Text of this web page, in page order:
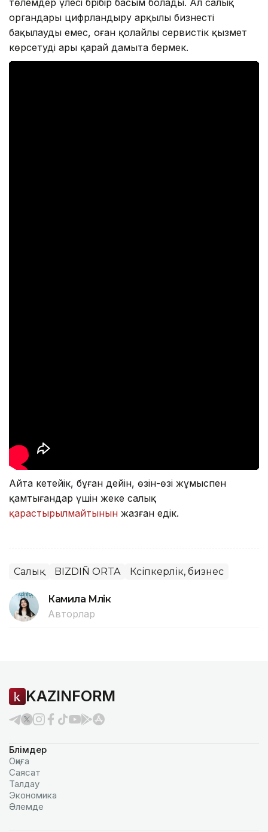
төлемдер үлесі бәрібір басым болады. Ал салық
органдары цифрландыру арқылы бизнесті
бақылауды емес, оған қолайлы сервистік қызмет
көрсетуді ары қарай дамыта бермек.
Айта кетейік, бұған дейін, өзін-өзі жұмыспен
қамтығандар үшін жеке салық
қарастырылмайтынын жазған едік.
Салық BIZDIÑ ORTA Кәсіпкерлік, бизнес
Камила Мүлік
Авторлар
KAZINFORM
Бөлімдер
Оқиға
Саясат
Талдау
Экономика
Әлемде